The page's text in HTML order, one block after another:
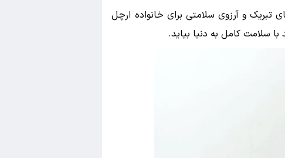
تبریک و آرزوی سلامتی برای خانواده ارچل
با سلامت کامل به دنیا بیاید.